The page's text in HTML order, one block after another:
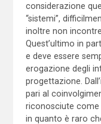
considerazione
“sistemi”,
inoltre non
Quest’ultimo in
e deve essere
erogazione degli
progettazione.
pari al
riconosciute come
in quanto è raro